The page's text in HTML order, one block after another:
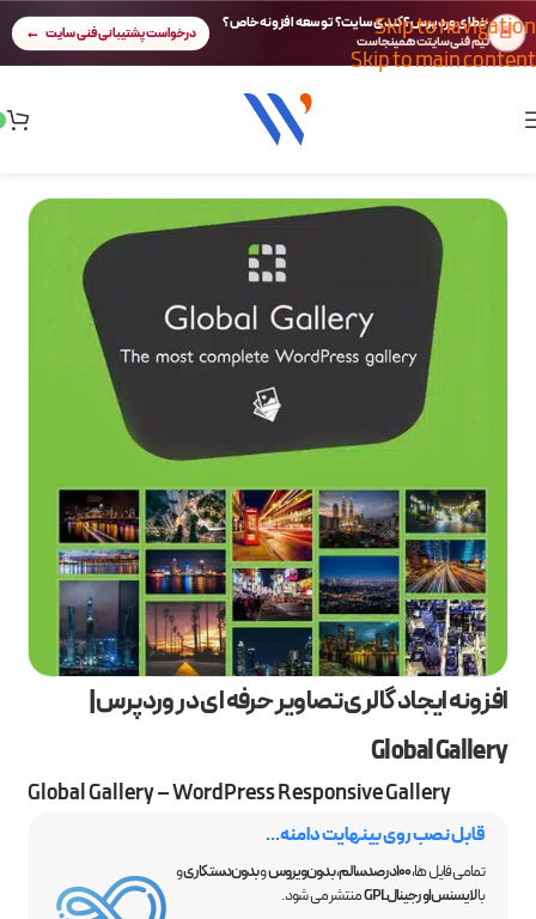
Skip to navigation
Skip to main content
🚨 خطای وردپرس؟ کندی سایت؟ توسعه افزونه خاص؟
تیم فنی سایتت همینجاست درخواست پشتیبانی فنی سایت
افزونه ایجاد گالری تصاویر حرفه ای در وردپرس |
Global Gallery
Global Gallery – WordPress Responsive Gallery
قابل نصب روی بینهایت دامنه...
تمامی فایل ها،100 درصد سالم ،بدون ویروسوبدون دستکاریو
بالایسنس اورجینال GPL
منتشر می شود.